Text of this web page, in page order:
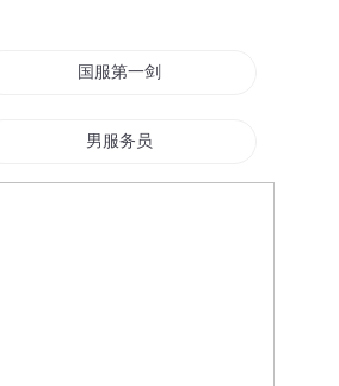
国服第一剑圣
男服务员